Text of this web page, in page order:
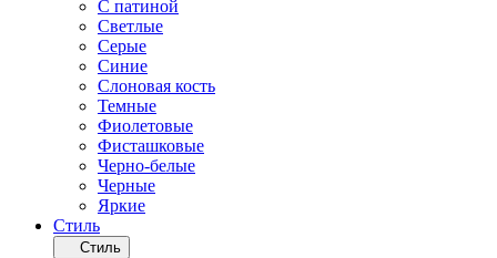
С патиной
Светлые
Серые
Синие
Слоновая кость
Темные
Фиолетовые
Фисташковые
Черно-белые
Черные
Яркие
Стиль
Стиль